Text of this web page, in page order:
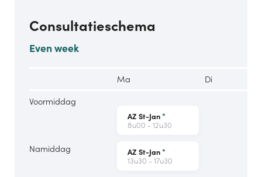
Vandekerckhove
Consultatieschema
Even week
Ma
Di
Voormiddag
AZ St-Jan*
8u00 - 12u30
Namiddag AZ St-Jan*
13u30 - 17u30